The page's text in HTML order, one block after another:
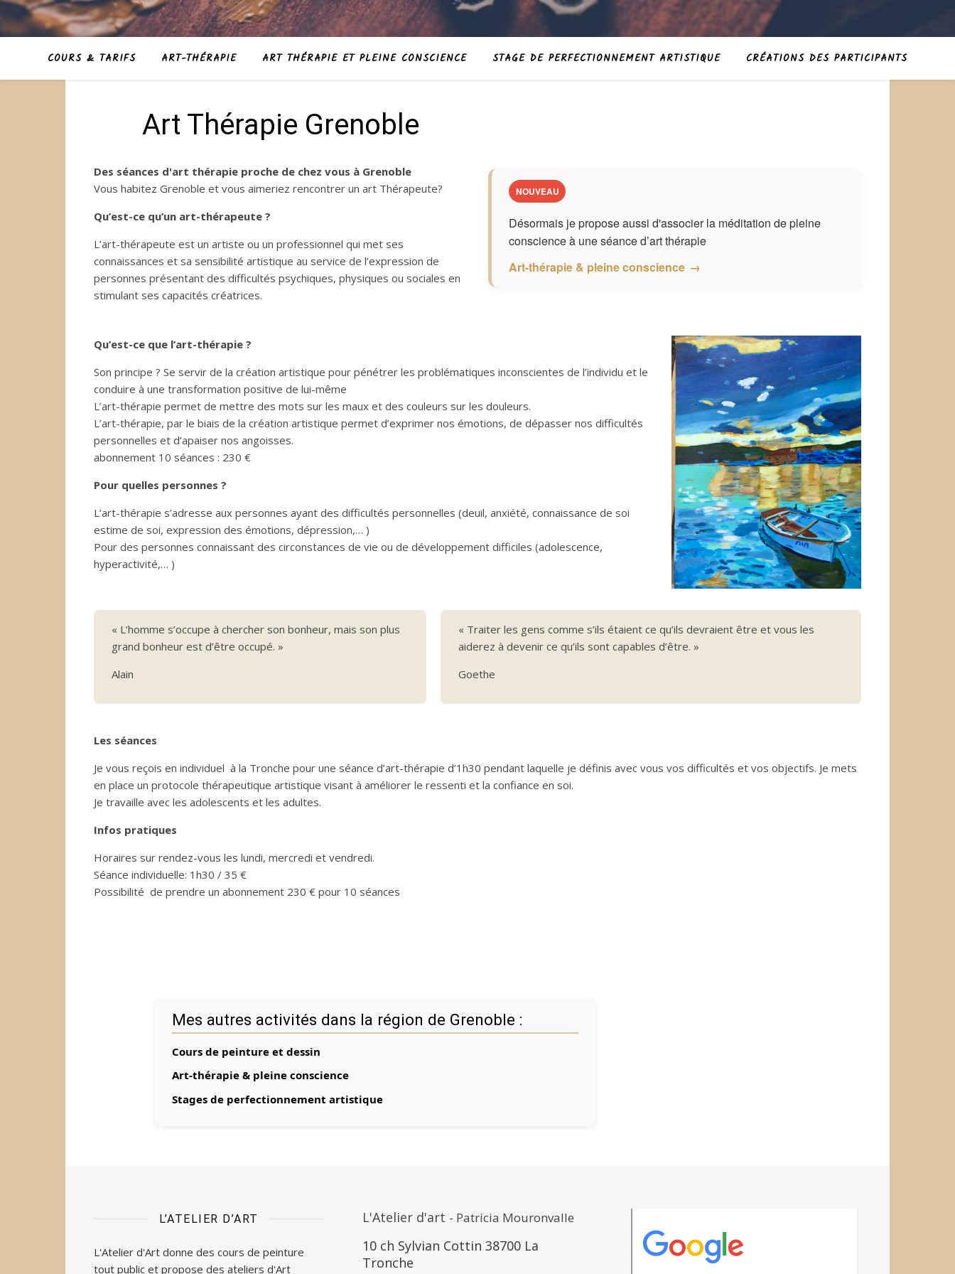
COURS & TARIFS ART-THÉRAPIE ART THÉRAPIE ET PLEINE CONSCIENCE STAGE DE PERFECTIONNEMENT ARTISTIQUE CRÉATIONS DES PARTICIPANTS
Art Thérapie Grenoble
Des séances d'art thérapie proche de chez vous à Grenoble
Vous habitez Grenoble et vous aimeriez rencontrer un art Thérapeute?
Qu’est-ce qu’un art-thérapeute ?
L’art-thérapeute est un artiste ou un professionnel qui met ses
connaissances et sa sensibilité artistique au service de l’expression de
personnes présentant des difficultés psychiques, physiques ou sociales en
stimulant ses capacités créatrices.
NOUVEAU
Désormais je propose aussi d'associer la méditation de pleine
conscience à une séance d’art thérapie
Art-thérapie & pleine conscience
Qu’est-ce que l’art-thérapie ?
Son principe ? Se servir de la création artistique pour pénétrer les problématiques inconscientes de l’individu et le
conduire à une transformation positive de lui-même
L’art-thérapie permet de mettre des mots sur les maux et des couleurs sur les douleurs.
L’art-thérapie, par le biais de la création artistique permet d’exprimer nos émotions, de dépasser nos difficultés
personnelles et d’apaiser nos angoisses.
abonnement 10 séances : 230 €
Pour quelles personnes ?
L’art-thérapie s’adresse aux personnes ayant des difficultés personnelles (deuil, anxiété, connaissance de soi
estime de soi, expression des émotions, dépression,… )
Pour des personnes connaissant des circonstances de vie ou de développement difficiles (adolescence,
hyperactivité,… )
« L’homme s’occupe à chercher son bonheur, mais son plus
grand bonheur est d’être occupé. »
Alain
« Traiter les gens comme s’ils étaient ce qu’ils devraient être et vous les
aiderez à devenir ce qu’ils sont capables d’être. »
Goethe
Les séances
Je vous reçois en individuel à la Tronche pour une séance d’art-thérapie d’1h30 pendant laquelle je définis avec vous vos difficultés et vos objectifs. Je mets
en place un protocole thérapeutique artistique visant à améliorer le ressenti et la confiance en soi.
Je travaille avec les adolescents et les adultes.
Infos pratiques
Horaires sur rendez-vous les lundi, mercredi et vendredi.
Séance individuelle: 1h30 / 35 €
Possibilité de prendre un abonnement 230 € pour 10 séances
Mes autres activités dans la région de Grenoble :
Cours de peinture et dessin
Art-thérapie & pleine conscience
Stages de perfectionnement artistique
L’ATELIER D’ART
L'Atelier d'Art donne des cours de peinture
tout public et propose des ateliers d'Art
L'Atelier d'art - Patricia Mouronvalle
10 ch Sylvian Cottin 38700 La
Tronche